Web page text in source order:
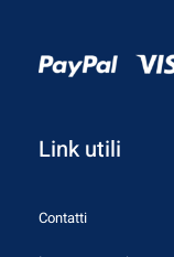
Link utili
Contatti